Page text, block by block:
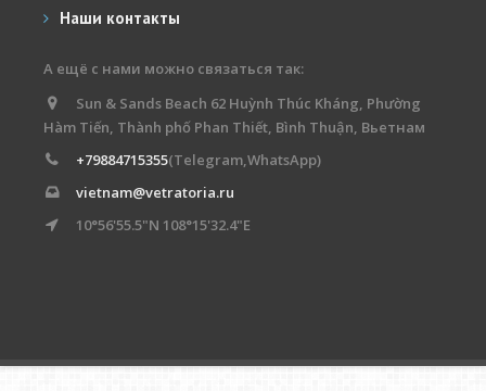
Наши контакты
А ещё с нами можно связаться так:
Sun & Sands Beach 62 Huỳnh Thúc Kháng, Phường
Hàm Tiến, Thành phố Phan Thiết, Bình Thuận, Вьетнам
+79884715355(Telegram,WhatsApp)
vietnam@vetratoria.ru
10°56'55.5"N 108°15'32.4"E